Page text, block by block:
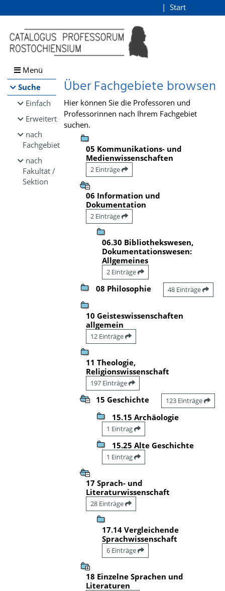
Browsen
direkt zum Inhalt
Start
Menü
Suche
Einfach
Erweitert
nach
Fachgebiet
nach
Fakultät /
Sektion
Über Fachgebiete browsen
Hier können Sie die Professoren und
Professorinnen nach Ihrem Fachgebiet
suchen.
05 Kommunikations- und
Medienwissenschaften
2 Einträge
06 Information und
Dokumentation
2 Einträge
06.30 Bibliothekswesen,
Dokumentationswesen:
Allgemeines
2 Einträge
08 Philosophie 48 Einträge
10 Geisteswissenschaften
allgemein
12 Einträge
11 Theologie,
Religionswissenschaft
197 Einträge
15 Geschichte 123 Einträge
15.15 Archäologie
1 Eintrag
15.25 Alte Geschichte
1 Eintrag
17 Sprach- und
Literaturwissenschaft
28 Einträge
17.14 Vergleichende
Sprachwissenschaft
6 Einträge
18 Einzelne Sprachen und
Literaturen